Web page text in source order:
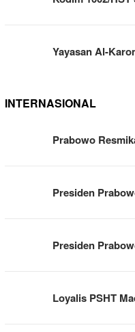
Yayasan Al-
INTERNASIONAL
Prabowo
Presiden
Presiden
Loyalis PSHT